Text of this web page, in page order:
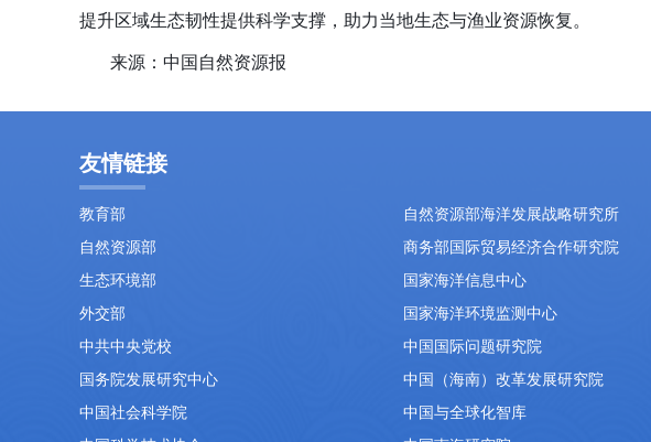
提升区域生态韧性提供科学支撑，助力当地生态与渔业资源恢复。
来源：中国自然资源报
友情链接
教育部 自然资源部海洋发展战略研究所
自然资源部
商务部国际贸易经济合作研究院
生态环境部
国家海洋信息中心
外交部
国家海洋环境监测中心
中共中央党校
中国国际问题研究院
国务院发展研究中心
中国（海南）改革发展研究院
中国社会科学院
中国与全球化智库